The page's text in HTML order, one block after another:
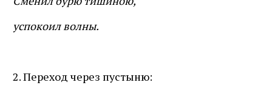
успокоил волны.
2. Переход через пустыню: